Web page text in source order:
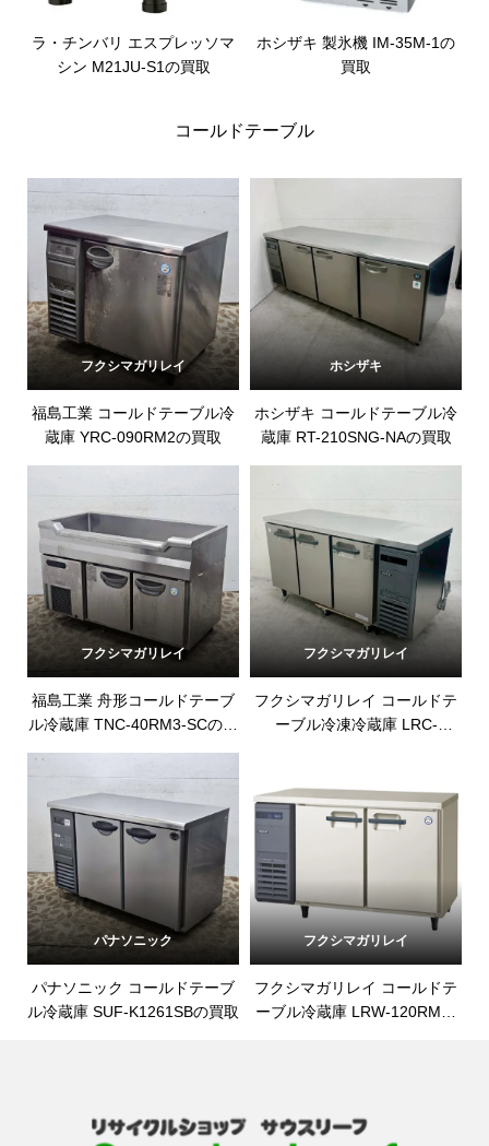
ラ・チンバリ エスプレッソマ
シン M21JU-S1の買取
ホシザキ 製氷機 IM-35M-1の
買取
コールドテーブル
フクシマガリレイ
福島工業 コールドテーブル冷
蔵庫 YRC-090RM2の買取
ホシザキ
ホシザキ コールドテーブル冷
蔵庫 RT-210SNG-NAの買取
フクシマガリレイ
福島工業 舟形コールドテーブ
ル冷蔵庫 TNC-40RM3-SCの買
取
フクシマガリレイ
フクシマガリレイ コールドテ
ーブル冷凍冷蔵庫 LRC-
パナソニック
パナソニック コールドテーブ
ル冷蔵庫 SUF-K1261SBの買取
フクシマガリレイ
フクシマガリレイ コールドテ
ーブル冷蔵庫 LRW-120RMの